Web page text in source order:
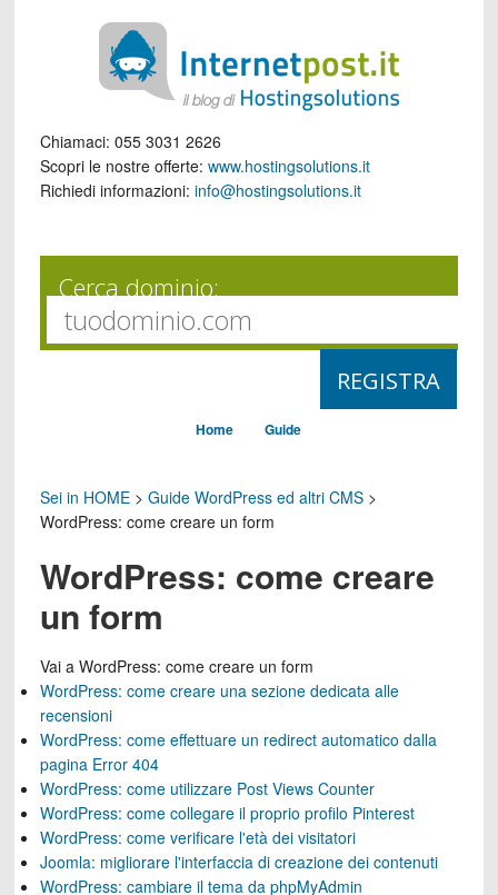
Chiamaci: 055 3031 2626
Scopri le nostre offerte: www.hostingsolutions.it
Richiedi informazioni: info@hostingsolutions.it
Cerca dominio:
Home Guide
Sei in HOME> Guide WordPress ed altri CMS>
WordPress: come creare un form
WordPress: come creare
un form
Vai a WordPress: come creare un form
WordPress: come creare una sezione dedicata alle
recensioni
WordPress: come effettuare un redirect automatico dalla
pagina Error 404
WordPress: come utilizzare Post Views Counter
WordPress: come collegare il proprio profilo Pinterest
WordPress: come verificare l'età dei visitatori
Joomla: migliorare l'interfaccia di creazione dei contenuti
WordPress: cambiare il tema da phpMyAdmin